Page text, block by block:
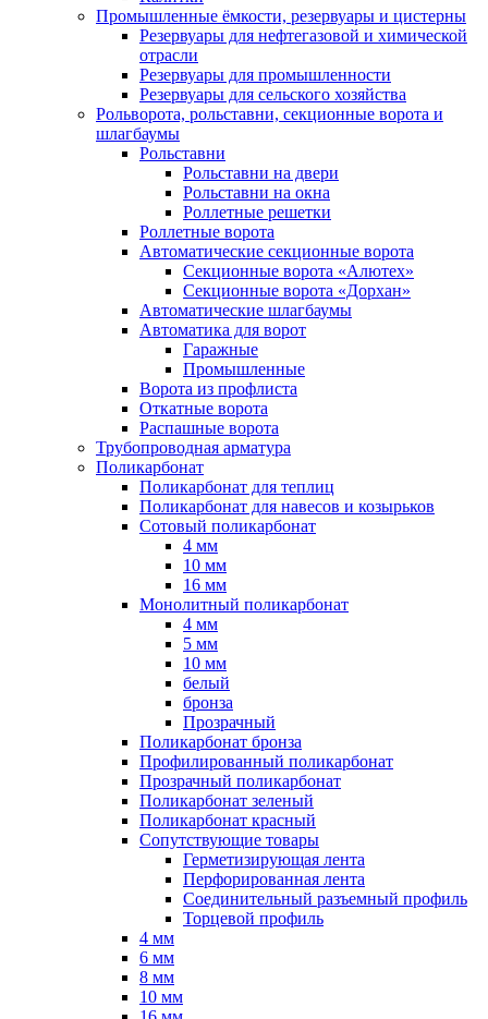
Промышленные ёмкости, резервуары и цистерны
Резервуары для нефтегазовой и химической
отрасли
Резервуары для промышленности
Резервуары для сельского хозяйства
Рольворота, рольставни, секционные ворота и
шлагбаумы
Рольставни
Рольставни на двери
Рольставни на окна
Роллетные решетки
Роллетные ворота
Автоматические секционные ворота
Секционные ворота «Алютех»
Секционные ворота «Дорхан»
Автоматические шлагбаумы
Автоматика для ворот
Гаражные
Промышленные
Ворота из профлиста
Откатные ворота
Распашные ворота
Трубопроводная арматура
Поликарбонат
Поликарбонат для теплиц
Поликарбонат для навесов и козырьков
Сотовый поликарбонат
4 мм
10 мм
16 мм
Монолитный поликарбонат
4 мм
5 мм
10 мм
белый
бронза
Прозрачный
Поликарбонат бронза
Профилированный поликарбонат
Прозрачный поликарбонат
Поликарбонат зеленый
Поликарбонат красный
Сопутствующие товары
Герметизирующая лента
Перфорированная лента
Соединительный разъемный профиль
Торцевой профиль
4 мм
6 мм
8 мм
10 мм